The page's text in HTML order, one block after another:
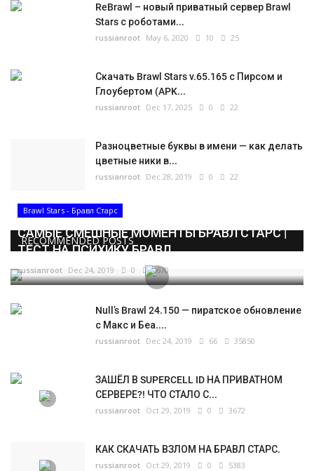
ReBrawl – новый приватный сервер Brawl
Stars с роботами...
russianroot May 6, 2020 10 25
Скачать Brawl Stars v.65.165 с Пирсом и
Глоубертом (APK...
russianroot Dec 17, 2025 0 22
Разноцветные буквы в имени — как делать
цветные ники в...
russianroot Dec 28, 2019 0 22
RECOMMENDED POSTS
Brawl Stars - Бравл Старс
САМЫЕ СМЕШНЫЕ МОМЕНТЫ БРАВЛ СТАРС |
ТЕСТ НА ПСИХИКУ БРАВЛ...
russianroot Dec 24, 2019 0 5670
Null’s Brawl 24.150 — пиратское обновление
с Макс и Беа....
russianroot Dec 24, 2019 66 35850
ЗАШЁЛ В SUPERCELL ID НА ПРИВАТНОМ
СЕРВЕРЕ?! ЧТО СТАЛО С...
russianroot Oct 29, 2019 0 3672
КАК СКАЧАТЬ ВЗЛОМ НА БРАВЛ СТАРС.
russianroot Oct 29, 2019 0 5383